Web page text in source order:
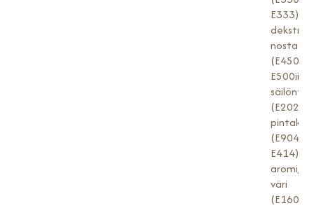
E333),
(E450,
E500ii),
(E202),
(E904,
E414),
aromi,
väri
(E160a).